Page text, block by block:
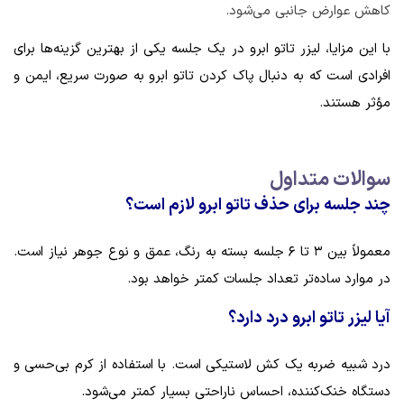
کاهش عوارض جانبی می‌شود.
با این مزایا، لیزر تاتو ابرو در یک جلسه یکی از بهترین گزینه‌ها برای
افرادی است که به دنبال پاک کردن تاتو ابرو به صورت سریع، ایمن و
مؤثر هستند.
سوالات متداول
چند جلسه برای حذف تاتو ابرو لازم است؟
معمولاً بین ۳ تا ۶ جلسه بسته به رنگ، عمق و نوع جوهر نیاز است.
در موارد ساده‌تر تعداد جلسات کمتر خواهد بود.
آیا لیزر تاتو ابرو درد دارد؟
درد شبیه ضربه یک کش لاستیکی است. با استفاده از کرم بی‌حسی و
دستگاه خنک‌کننده، احساس ناراحتی بسیار کمتر می‌شود.